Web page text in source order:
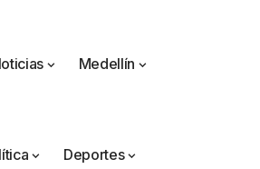
Medellín
Deportes